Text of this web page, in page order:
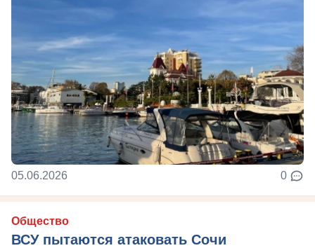
05.06.2026 0
Общество
ВСУ пытаются атаковать Сочи